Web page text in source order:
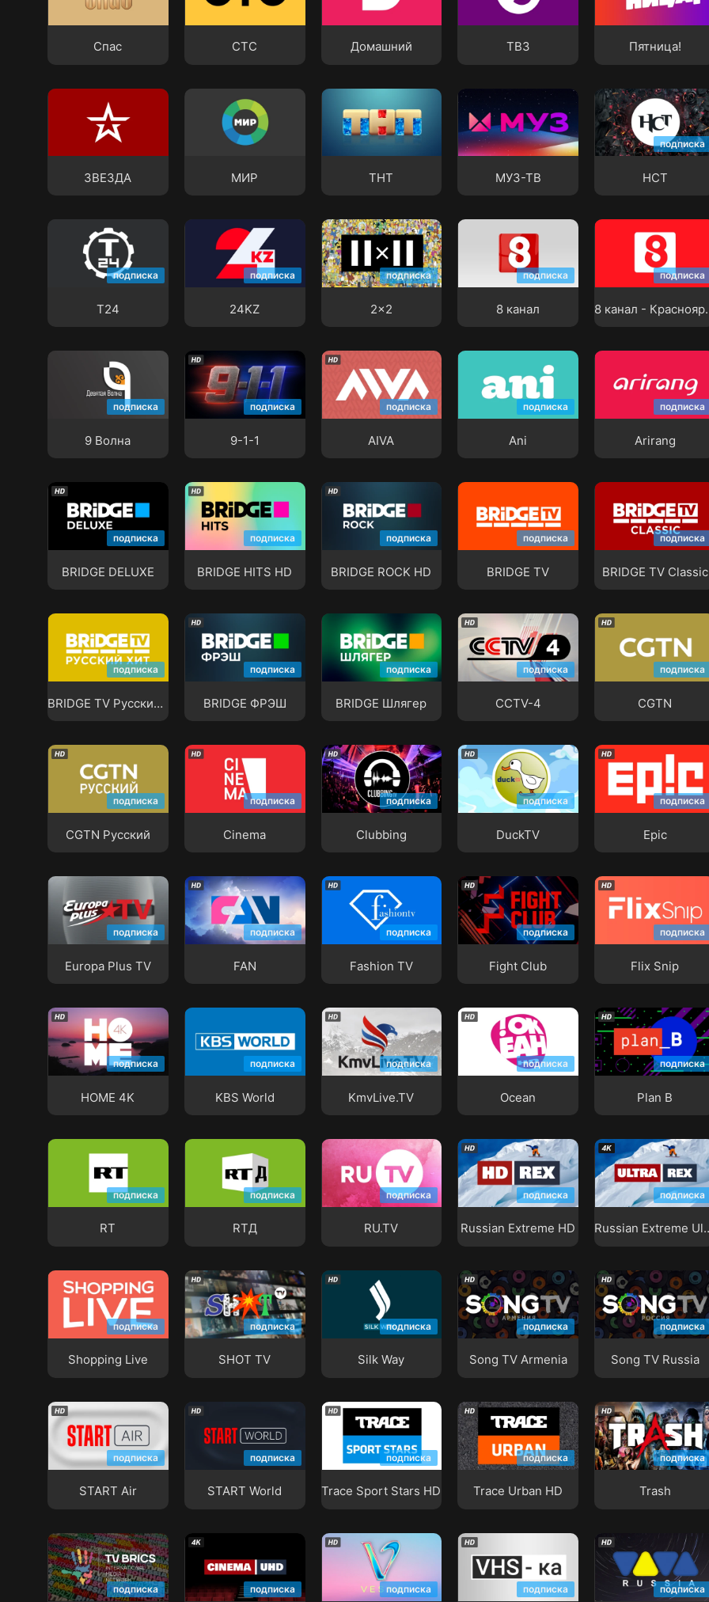
Спас СТС
Домашний
Домашний ТВ3
Пятница!
Пятница!
ЗВЕЗДА
ЗВЕЗДА МИР ТНТ
МУЗ-ТВ
МУЗ-ТВ
подписка
НСТ
НСТ
подписка
Т24
подписка
24KZ
24KZ
подписка
2x2
2x2
подписка
8 канал
8 канал
подписка
8 канал -
Красноярск
8
подписка
9 Волна
подписка
9-1-1
9-1-1
подписка
AIVA
подписка
Ani
подписка
Arirang
подписка
BRIDGE DELUXE
BRIDGE DELUXE
подписка
BRIDGE HITS HD
BRIDGE HITS HD
подписка
BRIDGE ROCK HD
BRIDGE ROCK HD
подписка
BRIDGE TV
BRIDGE TV
подписка
BRIDGE TV
BRIDGE TV Classic
подписка
BRIDGE TV
Русский Хит
BRIDGE TV Русский Хит
подписка
BRIDGE ФРЭШ
BRIDGE ФРЭШ
подписка
BRIDGE Шлягер
BRIDGE Шлягер
подписка
CCTV-4
CCTV-4
подписка
CGTN
подписка
CGTN Русский
CGTN Русский
подписка
Cinema
Cinema
подписка
Clubbing
Clubbing
подписка
DuckTV
DuckTV
подписка
Epic
подписка
Europa Plus TV
Europa Plus TV
подписка
FAN
FAN
подписка
Fashion TV
Fashion TV
подписка
Fight Club
Fight Club
подписка
Flix Snip
подписка
HOME 4K
HOME 4K
подписка
KBS World
KBS World
подписка
KmvLive.TV
KmvLive.TV
подписка
Ocean
подписка
Plan B
Plan B
подписка
RT
подписка
RTД
подписка
RU.TV
RU.TV
подписка
Russian Extreme
HD
Russian Extreme HD
подписка
Russian Extreme
Ultra
подписка
Shopping Live
Shopping Live
подписка
SHOT TV
SHOT TV
подписка
Silk Way
Silk Way
подписка
Song TV Armenia
Song TV Armenia
подписка
Song TV Russia
Song TV Russia
подписка
START Air
START Air
подписка
START World
START World
подписка
Trace Sport Stars
Trace Sport Stars HD
подписка
Trace Urban HD
Trace Urban HD
подписка
Trash
Trash
подписка
TV Brics подписка
Ultra HD Cinema подписка
VESNA подписка подписка
VIVA Russia